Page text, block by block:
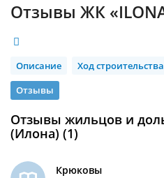
Отзывы ЖК
Описание Ход
Отзывы
Отзывы жильцов и
(Илона) (1)
Крюковы